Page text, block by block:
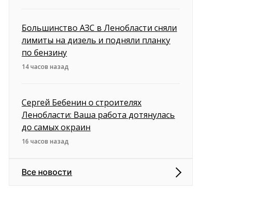
Большинство АЗС в Ленобласти сняли
лимиты на дизель и подняли планку
по бензину
14 часов назад
Сергей Бебенин о строителях
Ленобласти: Ваша работа дотянулась
до самых окраин
16 часов назад
Все новости